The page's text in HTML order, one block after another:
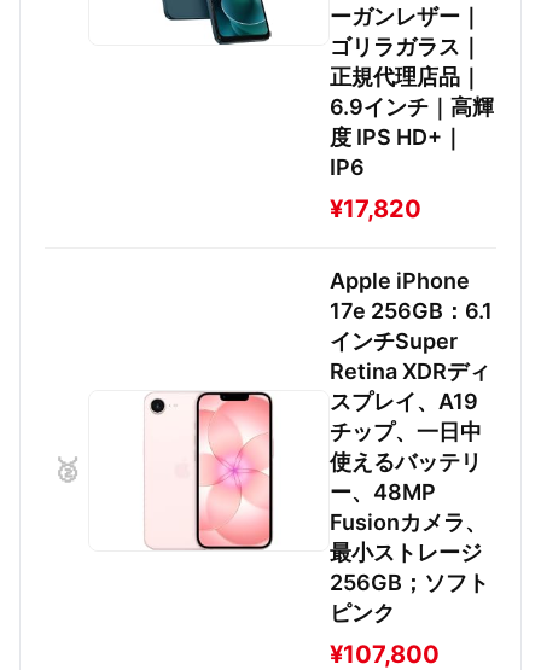
ーガンレザー｜
ゴリラガラス｜
正規代理店品｜
6.9インチ｜高輝
度 IPS HD+｜
IP6
¥17,820
🥈
Apple iPhone
17e 256GB：6.1
インチSuper
Retina XDRディ
スプレイ、A19
チップ、一日中
使えるバッテリ
ー、48MP
Fusionカメラ、
最小ストレージ
256GB；ソフト
ピンク
¥107,800